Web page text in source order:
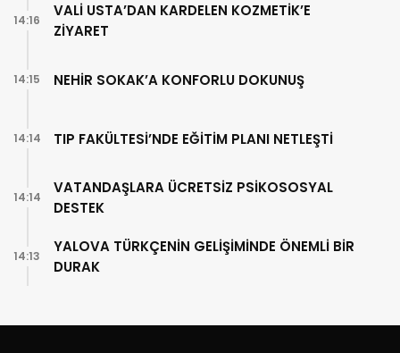
VALİ USTA’DAN KARDELEN KOZMETİK’E
ZİYARET
14:16
NEHİR SOKAK’A KONFORLU DOKUNUŞ
14:15
TIP FAKÜLTESİ’NDE EĞİTİM PLANI NETLEŞTİ
14:14
VATANDAŞLARA ÜCRETSİZ PSİKOSOSYAL
DESTEK
14:14
YALOVA TÜRKÇENİN GELİŞİMİNDE ÖNEMLİ BİR
DURAK
14:13